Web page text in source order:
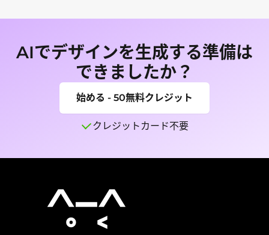
AIでデザインを生成する準備は
できましたか？
始める - 50無料クレジット
クレジットカード不要